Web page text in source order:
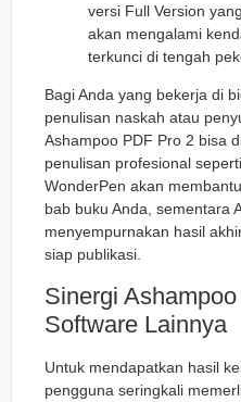
versi Full Version
akan mengalami
terkunci di tengah
Bagi Anda yang bekerja di
penulisan naskah atau
Ashampoo PDF Pro 2 bisa
penulisan profesional seperti
WonderPen akan
bab buku Anda, sementara
menyempurnakan hasil
siap publikasi.
Sinergi
Software Lainnya
Untuk mendapatkan hasil
pengguna seringkali